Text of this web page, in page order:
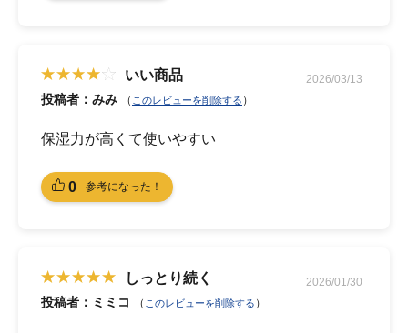
いい商品 2026/03/13
投稿者：みみ （ このレビューを削除する ）
保湿力が高くて使いやすい
0 参考になった！
しっとり続く 2026/01/30
投稿者：ミミコ （ このレビューを削除する ）